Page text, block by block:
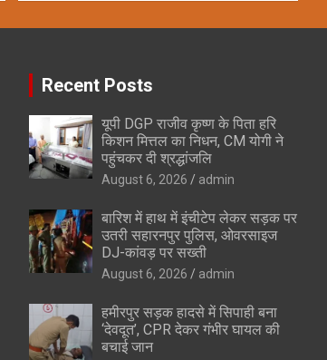
Recent Posts
यूपी DGP राजीव कृष्ण के पिता हरि
किशन मित्तल का निधन, CM योगी ने
पहुंचकर दी श्रद्धांजलि
August 6, 2026 admin
बारिश में हाथ में इंचीटेप लेकर सड़क पर
उतरी सहारनपुर पुलिस, ओवरसाइज
DJ-कांवड़ पर सख्ती
August 6, 2026 admin
हमीरपुर सड़क हादसे में सिपाही बना
‘देवदूत’, CPR देकर गंभीर घायल की
बचाई जान